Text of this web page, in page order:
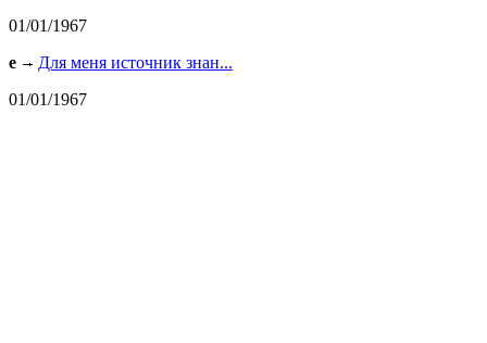
01/01/1967
e
Для меня источник знан...
01/01/1967